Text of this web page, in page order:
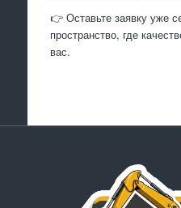
👉 Оставьте заявку уже
пространство, где
вас.